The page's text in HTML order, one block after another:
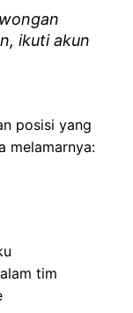
ikuti akun
posisi yang
melamarnya:
tim